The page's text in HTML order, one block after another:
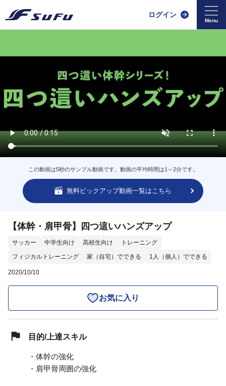
ログイン
この動画は5秒のサンプル動画です。動画の平均時間は1～2分です。
無料ピックアップ動画一覧はこちら
【体幹・肩甲骨】四つ這いハンズアップ
サッカー 中学生向け 高校生向け
トレーニング
フィジカルトレーニング
家（自宅）でできる 1人（個人）でできる
2020/10/10
お気に入り
目的/上達スキル
・体幹の強化
・肩甲骨周囲の強化